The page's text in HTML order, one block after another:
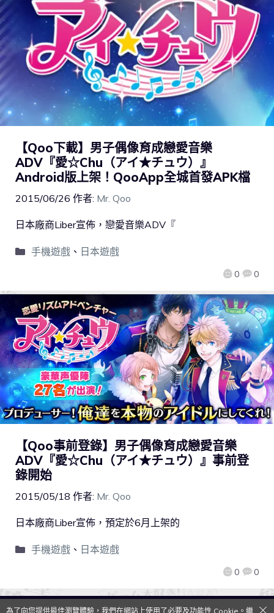
【Qoo下載】男子偶像育成戀愛音樂
ADV『愛☆Chu（アイ★チュウ）』
Android版上架！QooApp全城首發APK檔
2015/06/26 作者: Mr. Qoo
0 0
日本廠商Liber宣佈，戀愛音樂ADV『
手機遊戲、 日本遊戲
【Qoo事前登錄】男子偶像育成戀愛音樂
ADV『愛☆Chu（アイ★チュウ）』事前登
錄開始
2015/05/18 作者: Mr. Qoo
0 0
日本廠商Liber宣佈，預定於6月上架的
手機遊戲、 日本遊戲
為了向您提供最佳瀏覽體驗，我們在網站上使用了必要及功能性 Cookie。繼